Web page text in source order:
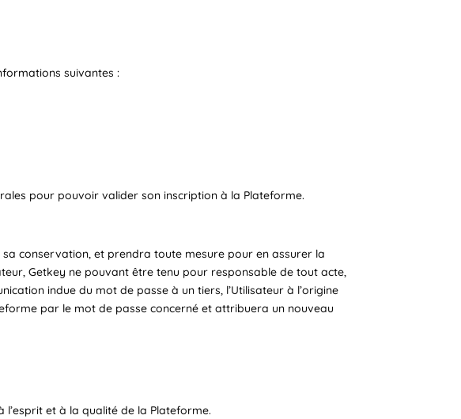
suivantes :
pour pouvoir valider son inscription à la Plateforme.
conservation, et prendra toute mesure pour en assurer la
Getkey ne pouvant être tenu pour responsable de tout acte,
indue du mot de passe à un tiers, l’Utilisateur à l’origine
par le mot de passe concerné et attribuera un nouveau
et à la qualité de la Plateforme.